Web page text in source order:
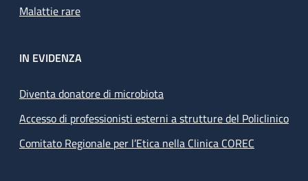
Malattie rare
IN EVIDENZA
Diventa donatore di microbiota
Accesso di professionisti esterni a strutture del Policlinico
Comitato Regionale per l’Etica nella Clinica COREC